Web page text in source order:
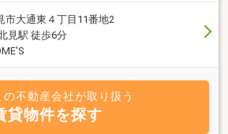
市大通東４丁目11番地2
見駅 徒歩6分
の不動産会社が取り扱う
貸物件を探す